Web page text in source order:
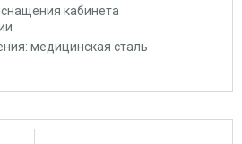
кабинета
медицинская сталь